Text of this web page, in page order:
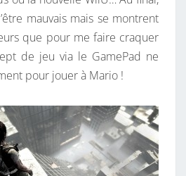
mauvais mais se montrent
que pour me faire craquer
de jeu via le GamePad ne
pour jouer à Mario !